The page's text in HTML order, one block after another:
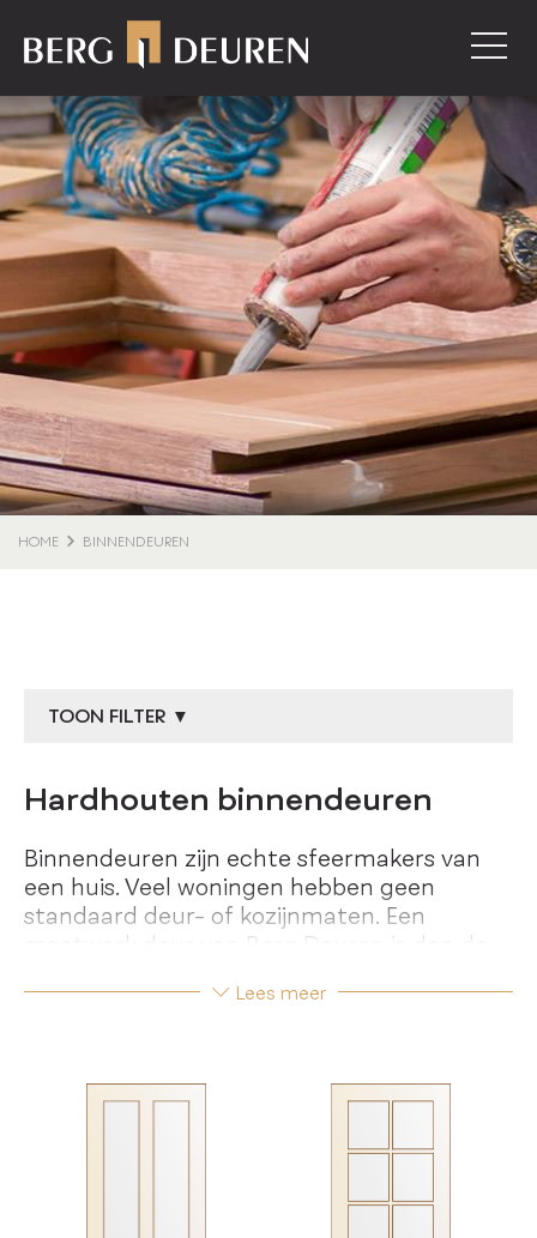
HOME BINNENDEUREN
TOON FILTER ▼
Hardhouten binnendeuren
Binnendeuren zijn echte sfeermakers van
een huis. Veel woningen hebben geen
standaard deur- of kozijnmaten. Een
maatwerk deur van Berg Deuren is dan de
deurbeslag, scharnier en glassoort. Wij zijn
van onze deuren.
In onze moderne fabriek in Ermelo worden houten
volgens een gestroomlijnd proces geproduceerd. Onze
Lees meer